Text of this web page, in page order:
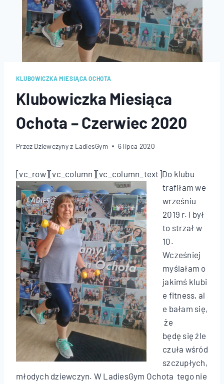
KLUBOWICZKA MIESIĄCA OCHOTA
Klubowiczka Miesiąca
Ochota – Czerwiec 2020
Przez Dziewczyny z LadiesGym 6 lipca 2020
[vc_row][vc_column][vc_column_text]Do klubu
trafiłam we
wrześniu
2019 r. i był
to strzał w
10.
Wcześniej
myślałam o
jakimś klubi
e fitness, al
e bałam się,
że
będę się źle
czuła wśród
szczupłych,
młodych dziewczyn. W LadiesGym Ochota tego nie